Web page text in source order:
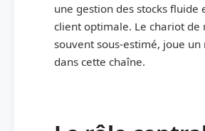
une gestion des stocks fluide
client optimale. Le chariot de
souvent sous-estimé, joue
dans cette chaîne.